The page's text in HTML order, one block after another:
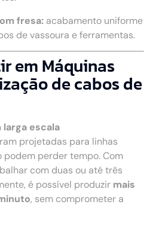
fresa: acabamento uniforme
de vassoura e ferramentas.
em Máquinas
de cabos de
escala
projetadas para linhas
podem perder tempo. Com
com duas ou até três
é possível produzir mais
, sem comprometer a